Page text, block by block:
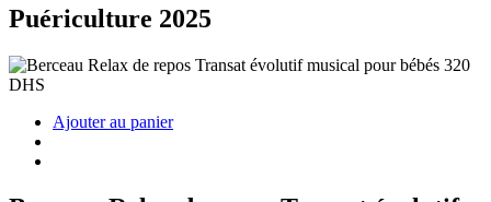
Puériculture 2025
Ajouter au panier